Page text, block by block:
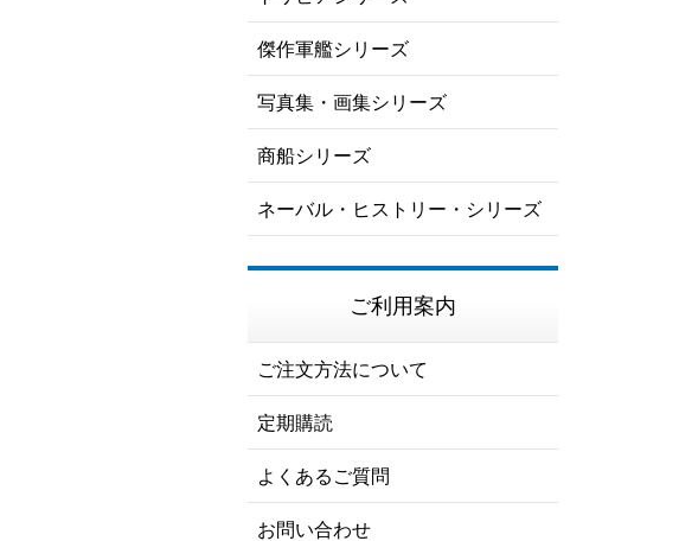
傑作軍艦シリーズ
写真集・画集シリーズ
商船シリーズ
ネーバル・ヒストリー・シリーズ
ご利用案内
ご注文方法について
定期購読
よくあるご質問
お問い合わせ